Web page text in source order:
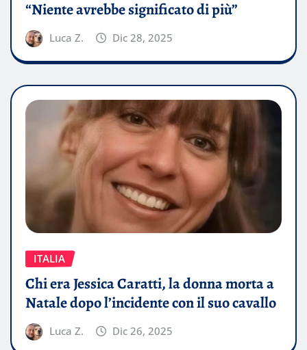
“Niente avrebbe significato di più”
Luca Z. Dic 28, 2025
ITALIA
Chi era Jessica Caratti, la donna morta a
Natale dopo l’incidente con il suo cavallo
Luca Z. Dic 26, 2025